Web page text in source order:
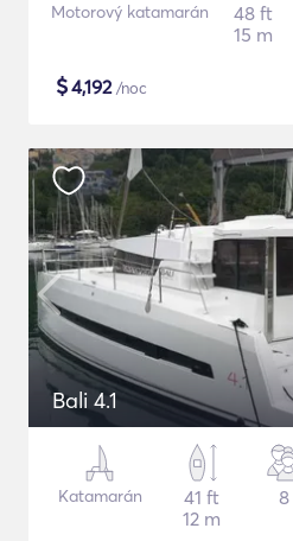
Motorový katamarán
48 ft
15 m
$4,192/noc
Bali 4.1
Katamarán
41 ft
12 m
8